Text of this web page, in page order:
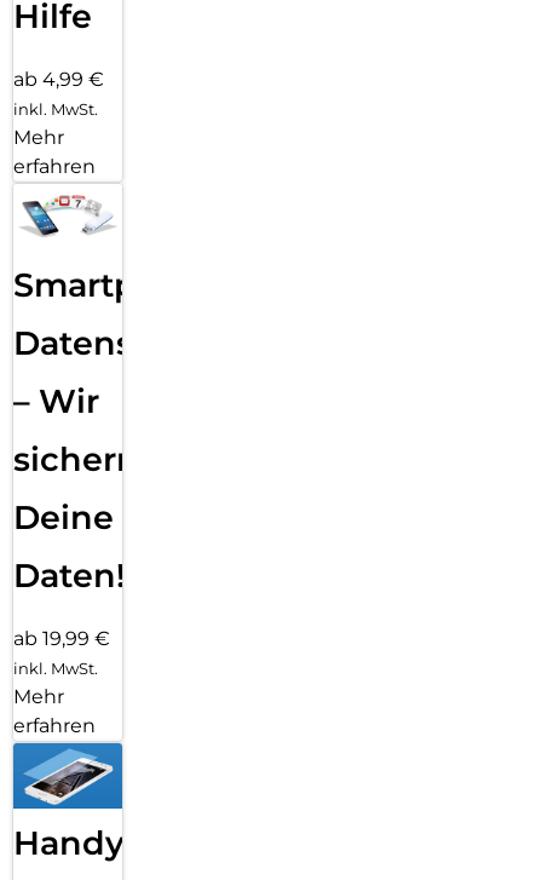
Hilfe
ab 4,99 €
inkl. MwSt.
Mehr
erfahren
Smartphone
Datensicherung
– Wir
sichern
Deine
Daten!
ab 19,99 €
inkl. MwSt.
Mehr
erfahren
Handy